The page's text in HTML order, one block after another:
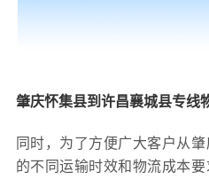
肇庆怀集县到许昌襄城县专线
同时，为了方便广大客户从
的不同运输时效和物流成本要